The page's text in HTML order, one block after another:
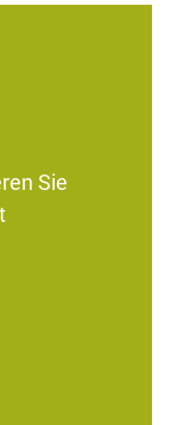
Sie